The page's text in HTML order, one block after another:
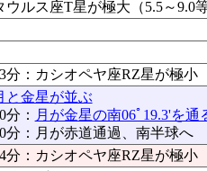
ウルス座T星が極大（5.5～9.0
分：カシオペヤ座RZ星が極小
と金星が並ぶ
分： 月が金星の南06ﾟ19.3'を通
分：月が赤道通過、南半球へ
分：カシオペヤ座RZ星が極小